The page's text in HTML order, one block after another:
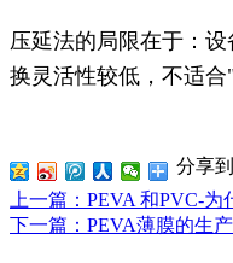
压延法的局限在于：
换灵活性较低，不适合
分享到
上一篇 ：PEVA 和PVC-
下一篇 ：PEVA薄膜的生